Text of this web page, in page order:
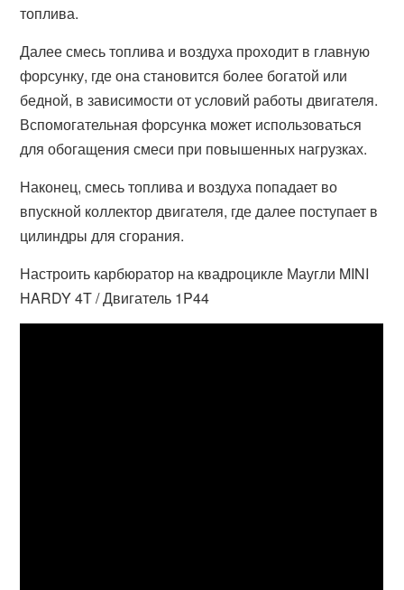
топлива.
Далее смесь топлива и воздуха проходит в главную
форсунку, где она становится более богатой или
бедной, в зависимости от условий работы двигателя.
Вспомогательная форсунка может использоваться
для обогащения смеси при повышенных нагрузках.
Наконец, смесь топлива и воздуха попадает во
впускной коллектор двигателя, где далее поступает в
цилиндры для сгорания.
Настроить карбюратор на квадроцикле Маугли MINI
HARDY 4T / Двигатель 1P44